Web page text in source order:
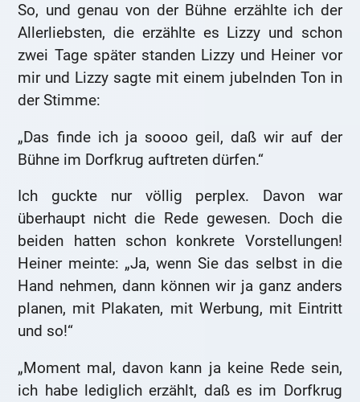
So, und genau von der Bühne erzählte ich der
Allerliebsten, die erzählte es Lizzy und schon
zwei Tage später standen Lizzy und Heiner vor
mir und Lizzy sagte mit einem jubelnden Ton in
der Stimme:
„Das finde ich ja soooo geil, daß wir auf der
Bühne im Dorfkrug auftreten dürfen.“
Ich guckte nur völlig perplex. Davon war
überhaupt nicht die Rede gewesen. Doch die
beiden hatten schon konkrete Vorstellungen!
Heiner meinte: „Ja, wenn Sie das selbst in die
Hand nehmen, dann können wir ja ganz anders
planen, mit Plakaten, mit Werbung, mit Eintritt
und so!“
„Moment mal, davon kann ja keine Rede sein,
ich habe lediglich erzählt, daß es im Dorfkrug